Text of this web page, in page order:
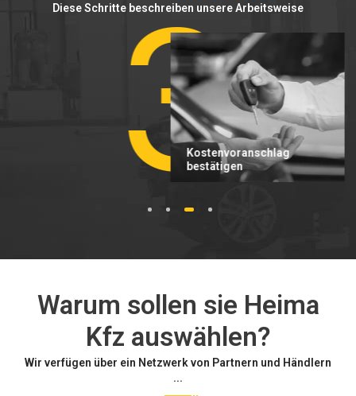
Diese Schritte beschreiben unsere Arbeitsweise
3
Kostenvoranschlag
bestätigen
1 2 3 4
Warum sollen sie Heima
Kfz auswählen?
Wir verfügen über ein Netzwerk von Partnern und Händlern
...